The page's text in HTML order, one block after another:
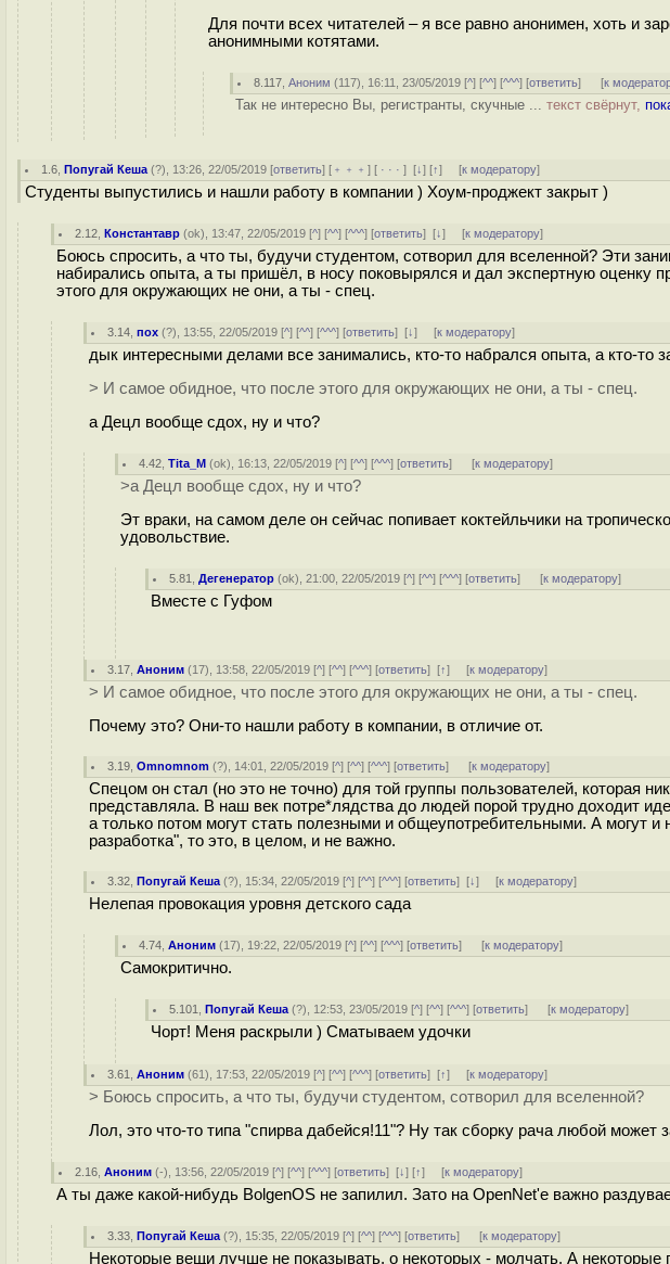
Для почти всех читателей – я все равно анонимен, хоть и
анонимными котятами.
8.117 ,Аноним (117), 16:11, 23/05/2019 [^] [^^] [^^^] [ответить] [к
Так не интересно Вы, регистранты, скучные ... текст свёрнут,
1.6 ,Попугай Кеша (?), 13:26, 22/05/2019 [ответить] [ ﹢﹢﹢] [ · · ·][↓] [↑] [к модератору]
Студенты выпустились и нашли работу в компании ) Хоум-проджект закрыт )
2.12 ,Константавр (ok), 13:47, 22/05/2019 [^] [^^] [^^^] [ответить][↓] [к модератору]
Боюсь спросить, а что ты, будучи студентом, сотворил для вселенной? Эти
набирались опыта, а ты пришёл, в носу поковырялся и дал экспертную оценку
этого для окружающих не они, а ты - спец.
3.14 ,пох (?), 13:55, 22/05/2019 [^] [^^] [^^^] [ответить][↓] [к модератору]
дык интересными делами все занимались, кто-то набрался опыта, а кто-то
> И самое обидное, что после этого для окружающих не они, а ты - спец.
а Децл вообще сдох, ну и что?
4.42 ,Tita_M (ok), 16:13, 22/05/2019 [^] [^^] [^^^] [ответить] [к модератору]
>а Децл вообще сдох, ну и что?
Эт враки, на самом деле он сейчас попивает коктейльчики на
удовольствие.
5.81 ,Дегенератор (ok), 21:00, 22/05/2019 [^] [^^] [^^^] [ответить] [к модератору]
Вместе с Гуфом
3.17 ,Аноним (17), 13:58, 22/05/2019 [^] [^^] [^^^] [ответить][↑] [к модератору]
> И самое обидное, что после этого для окружающих не они, а ты - спец.
Почему это? Они-то нашли работу в компании, в отличие от.
3.19 ,Omnomnom (?), 14:01, 22/05/2019 [^] [^^] [^^^] [ответить] [к модератору]
Спецом он стал (но это не точно) для той группы пользователей, которая
представляла. В наш век потре*лядства до людей порой трудно доходит
а только потом могут стать полезными и общеупотребительными. А могут и
разработка", то это, в целом, и не важно.
3.32 ,Попугай Кеша (?), 15:34, 22/05/2019 [^] [^^] [^^^] [ответить][↓] [к модератору]
Нелепая провокация уровня детского сада
4.74 ,Аноним (17), 19:22, 22/05/2019 [^] [^^] [^^^] [ответить] [к модератору]
Самокритично.
5.101 ,Попугай Кеша (?), 12:53, 23/05/2019 [^] [^^] [^^^] [ответить] [к модератору]
Чорт! Меня раскрыли ) Сматываем удочки
3.61 ,Аноним (61), 17:53, 22/05/2019 [^] [^^] [^^^] [ответить][↑] [к модератору]
> Боюсь спросить, а что ты, будучи студентом, сотворил для вселенной?
Лол, это что-то типа "спирва дабейся!11"? Ну так сборку рача любой может
2.16 ,Аноним (-), 13:56, 22/05/2019 [^] [^^] [^^^] [ответить][↓] [↑] [к модератору]
А ты даже какой-нибудь BolgenOS не запилил. Зато на OpenNet'е важно
3.33 ,Попугай Кеша (?), 15:35, 22/05/2019 [^] [^^] [^^^] [ответить] [к модератору]
Некоторые вещи лучше не показывать, о некоторых - молчать. А